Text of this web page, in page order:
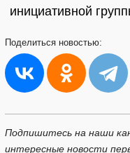
инициативной
Поделиться новостью:
Подпишитесь на наши
интересные новости